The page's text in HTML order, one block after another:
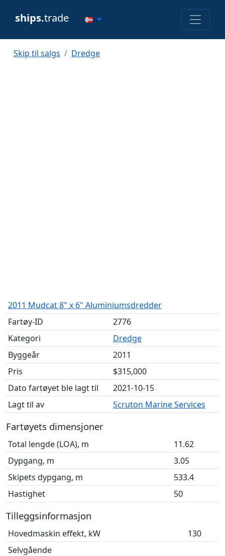
ships.trade
Skip til salgs Dredge
2011 Mudcat 8" x 6" Aluminiumsdredder
Fartøy-ID
2776
Kategori
Dredge
Byggeår
2011
Pris
$315,000
Dato fartøyet ble lagt til
2021-10-15
Lagt til av
Scruton Marine Services
Fartøyets dimensjoner
Total lengde (LOA), m
11.62
Dypgang, m
3.05
Skipets dypgang, m
533.4
Hastighet
50
Tilleggsinformasjon
Hovedmaskin effekt, kW
130
Selvgående